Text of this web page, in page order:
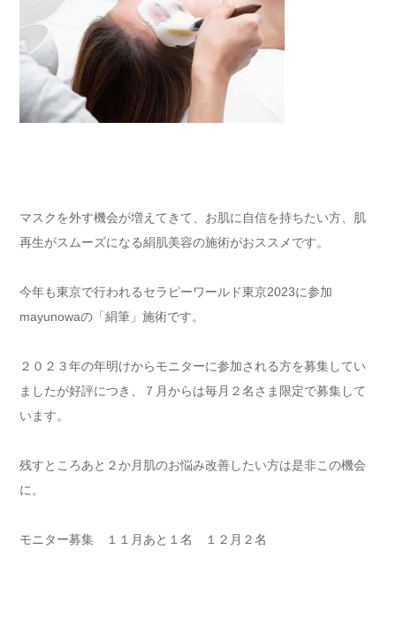
マスクを外す機会が増えてきて、お肌に自信を持ちたい方、肌
再生がスムーズになる絹肌美容の施術がおススメです。
今年も東京で行われるセラピーワールド東京2023に参加
mayunowaの「絹筆」施術です。
２０２３年の年明けからモニターに参加される方を募集してい
ましたが好評につき、７月からは毎月２名さま限定で募集して
います。
残すところあと２か月 肌のお悩み改善したい方は是非この機会
に。
モニター募集 １１月あと１名 １２月２名